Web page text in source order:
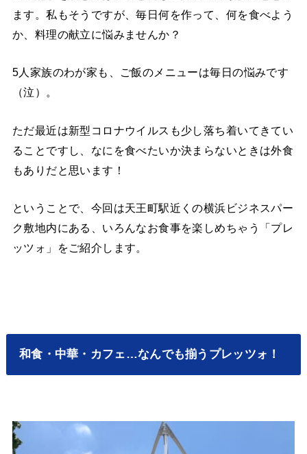
ます。私もそうですが、毎日何を作って、何を食べよう
か、料理の献立に悩みませんか？
5人家族のわが家も、ご飯のメニューは毎日の悩みです
（泣）。
ただ最近は新型コロナウイルスも少し落ち着いてきてい
ることですし、なにを食べたいか決まらないときは外食
もありだと思います！
ということで、今回は天王町駅近くの横浜ビジネスパー
ク敷地内にある、いろんなお食事を楽しめちゃう「プレ
ッツォ」をご紹介します。
和食・中華・カフェ…なんでも揃うプレッツォ！